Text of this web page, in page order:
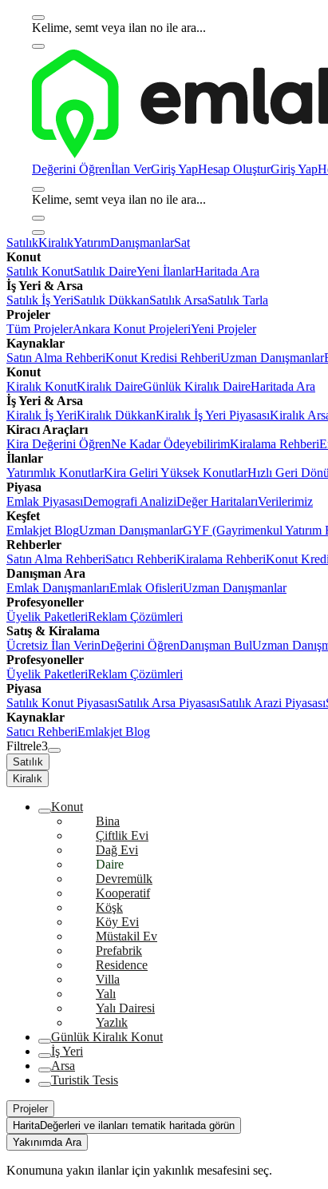
Kelime, semt veya ilan no ile ara...
Değerini Öğrenİlan VerGiriş YapHesap OluşturGiriş Yap
Kelime, semt veya ilan no ile ara...
SatılıkKiralıkYatırımDanışmanlarSat
Konut
Satılık KonutSatılık DaireYeni İlanlarHaritada Ara
İş Yeri & Arsa
Satılık İş YeriSatılık DükkanSatılık ArsaSatılık Tarla
Projeler
Tüm ProjelerAnkara Konut ProjeleriYeni Projeler
Kaynaklar
Satın Alma RehberiKonut Kredisi RehberiUzman Danışmanlar
Konut
Kiralık KonutKiralık DaireGünlük Kiralık DaireHaritada Ara
İş Yeri & Arsa
Kiralık İş YeriKiralık DükkanKiralık İş Yeri PiyasasıKiralık
Kiracı Araçları
Kira Değerini ÖğrenNe Kadar ÖdeyebilirimKiralama Rehberi
İlanlar
Yatırımlık KonutlarKira Geliri Yüksek KonutlarHızlı Geri
Piyasa
Emlak PiyasasıDemografi AnaliziDeğer HaritalarıVerilerimiz
Keşfet
Emlakjet BlogUzman DanışmanlarGYF (Gayrimenkul Yatırım
Rehberler
Satın Alma RehberiSatıcı RehberiKiralama RehberiKonut
Danışman Ara
Emlak DanışmanlarıEmlak OfisleriUzman Danışmanlar
Profesyoneller
Üyelik PaketleriReklam Çözümleri
Satış & Kiralama
Ücretsiz İlan VerinDeğerini ÖğrenDanışman BulUzman
Profesyoneller
Üyelik PaketleriReklam Çözümleri
Piyasa
Satılık Konut PiyasasıSatılık Arsa PiyasasıSatılık Arazi Piyasası
Kaynaklar
Satıcı RehberiEmlakjet Blog
Filtrele3
Satılık
Kiralık
Konut
Bina
Çiftlik Evi
Dağ Evi
Daire
Devremülk
Kooperatif
Köşk
Köy Evi
Müstakil Ev
Prefabrik
Residence
Villa
Yalı
Yalı Dairesi
Yazlık
Günlük Kiralık Konut
İş Yeri
Arsa
Turistik Tesis
Projeler
HaritaDeğerleri ve ilanları tematik haritada görün
Yakınımda Ara
Konumuna yakın ilanlar için yakınlık mesafesini seç.